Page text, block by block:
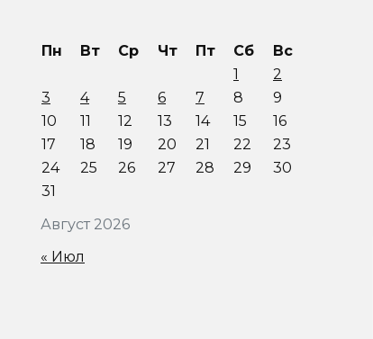
Август 2026
Пн Вт Ср Чт Пт Сб
Вс
1
2
3
4 5 6 7 8
9
10
11 12 13 14 15
16
17
18 19 20 21 22
23
24
25 26 27 28 29
30
31
« Июл